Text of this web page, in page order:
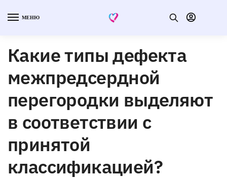
МЕНЮ
Какие типы дефекта
межпредсердной
перегородки выделяют
в соответствии с
принятой
классификацией?